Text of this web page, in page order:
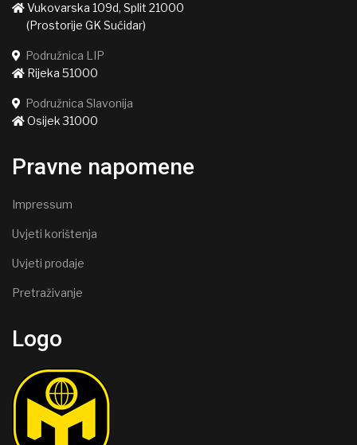
Vukovarska 109d, Split 21000
(Prostorije GK Sućidar)
Podružnica LIP
Rijeka 51000
Podružnica Slavonija
Osijek 31000
Pravne napomene
Impressum
Uvjeti korištenja
Uvjeti prodaje
Pretraživanje
Logo